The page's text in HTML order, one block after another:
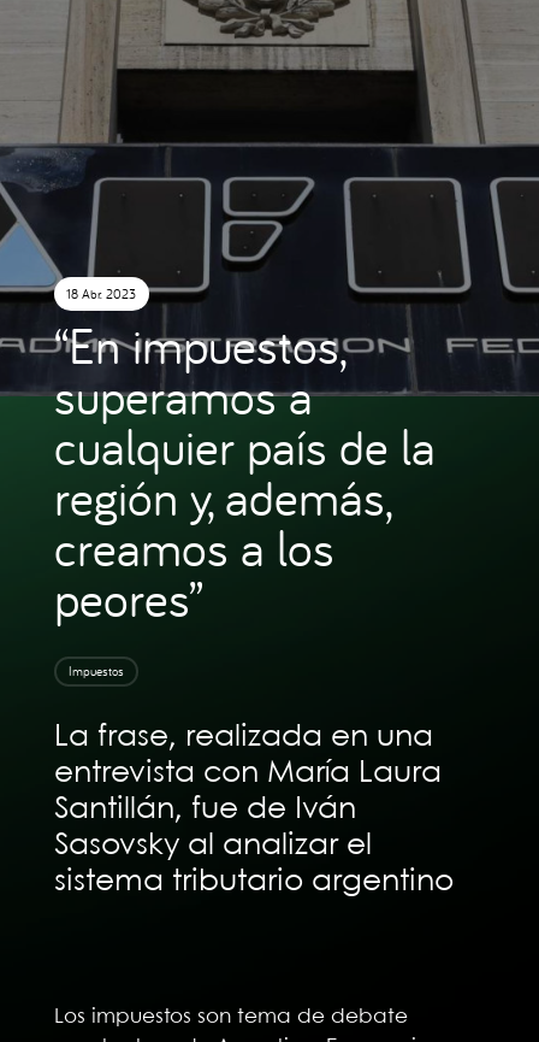
18 Abr. 2023
“En impuestos,
superamos a
cualquier país de la
región y, además,
creamos a los
peores”
Impuestos
La frase, realizada en una
entrevista con María Laura
Santillán, fue de Iván
Sasovsky al analizar el
sistema tributario argentino
Los impuestos son tema de debate